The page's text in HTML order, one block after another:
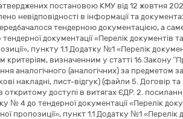
постановою КМУ від 12 жовтня
невідповідності в інформації та
тендерною документацією, а
документації «Перелік документів
пункту 1.1 Додатку №1 «Перелік
критеріям, визначенним у статті 16 Закону
аналогічного (аналогічних) за предметом
накладні, лист-відгук) (файли 5. Договір
откритому доступі в витягах ЄДР. 2.
№ 4 до тендерної документації «Перелік
пропозиції», пункт 1.1 Додатку №1